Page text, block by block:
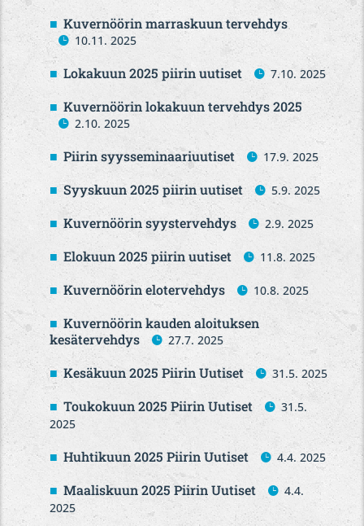
Kuvernöörin marraskuun tervehdys
10.11. 2025
Lokakuun 2025 piirin uutiset 7.10. 2025
Kuvernöörin lokakuun tervehdys 2025
2.10. 2025
Piirin syysseminaariuutiset 17.9. 2025
Syyskuun 2025 piirin uutiset 5.9. 2025
Kuvernöörin syystervehdys 2.9. 2025
Elokuun 2025 piirin uutiset 11.8. 2025
Kuvernöörin elotervehdys 10.8. 2025
Kuvernöörin kauden aloituksen
kesätervehdys
27.7. 2025
Kesäkuun 2025 Piirin Uutiset 31.5. 2025
Toukokuun 2025 Piirin Uutiset
31.5.
2025
Huhtikuun 2025 Piirin Uutiset 4.4. 2025
Maaliskuun 2025 Piirin Uutiset
4.4.
2025